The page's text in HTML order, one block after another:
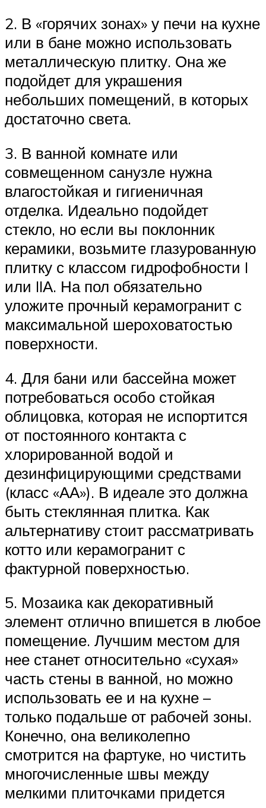
2. В «горячих зонах» у печи на кухне
или в бане можно использовать
металлическую плитку. Она же
подойдет для украшения
небольших помещений, в которых
достаточно света.
3. В ванной комнате или
совмещенном санузле нужна
влагостойкая и гигиеничная
отделка. Идеально подойдет
стекло, но если вы поклонник
керамики, возьмите глазурованную
плитку с классом гидрофобности I
или IIА. На пол обязательно
уложите прочный керамогранит с
максимальной шероховатостью
поверхности.
4. Для бани или бассейна может
потребоваться особо стойкая
облицовка, которая не испортится
от постоянного контакта с
хлорированной водой и
дезинфицирующими средствами
(класс «АА»). В идеале это должна
быть стеклянная плитка. Как
альтернативу стоит рассматривать
котто или керамогранит с
фактурной поверхностью.
5. Мозаика как декоративный
элемент отлично впишется в любое
помещение. Лучшим местом для
нее станет относительно «сухая»
часть стены в ванной, но можно
использовать ее и на кухне –
только подальше от рабочей зоны.
Конечно, она великолепно
смотрится на фартуке, но чистить
многочисленные швы между
мелкими плиточками придется